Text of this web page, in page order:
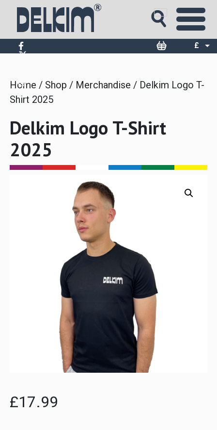
Skip
content
£
€
Home / Shop / Merchandise / Delkim Logo T-
Shirt 2025
Delkim Logo T-Shirt
2025
£17.99